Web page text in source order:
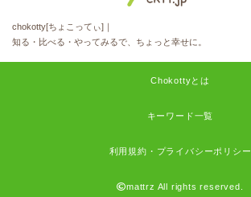
chokotty[ちょこってぃ]｜
知る・比べる・やってみるで、ちょっと幸せに。
Chokottyとは
キーワード一覧
利用規約・プライバシーポリシー
mattrz All rights reserved.